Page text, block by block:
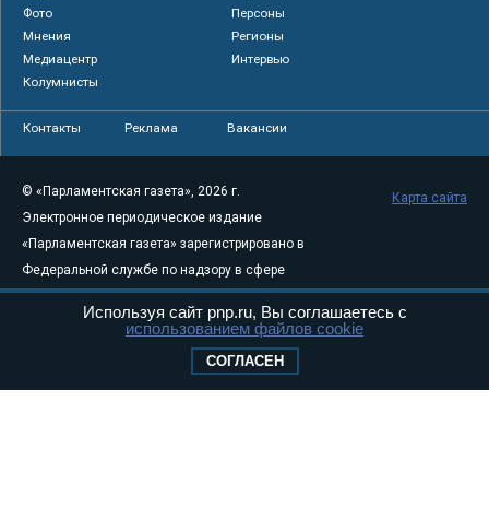
Фото
Персоны
Мнения
Регионы
Медиацентр
Интервью
Колумнисты
Контакты Реклама Вакансии
© «Парламентская газета», 2026 г.
Электронное периодическое издание
«Парламентская газета» зарегистрировано в
Федеральной службе по надзору в сфере
связи, информационных технологий и
массовых коммуникаций (Роскомнадзор) 05
Свидетельство о регистрации Эл № ФС77-
Карта сайта
Используя сайт pnp.ru, Вы соглашаетесь с
использованием файлов cookie
СОГЛАСЕН